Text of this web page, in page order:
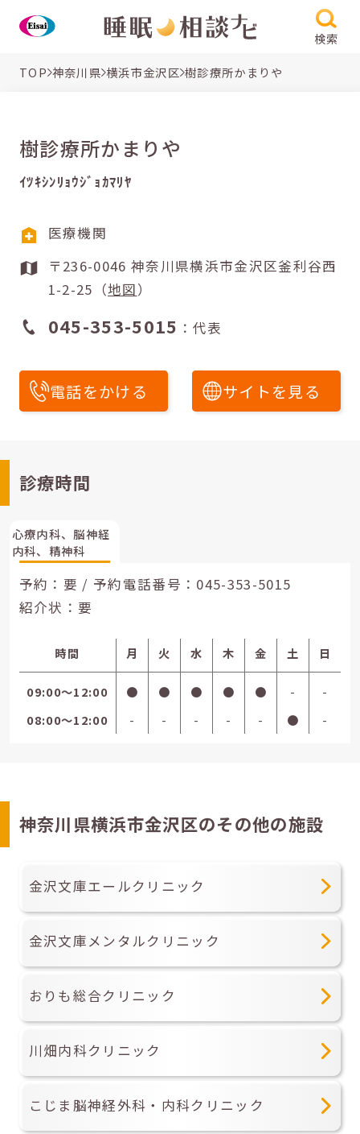
検索
TOP 神奈川県 横浜市金沢区 樹診療所かまりや
樹診療所かまりや
ｲﾂｷｼﾝﾘｮｳｼﾞｮｶﾏﾘﾔ
医療機関
〒236-0046 神奈川県横浜市金沢区釜利谷西
1-2-25（地図）
045-353-5015 ：代表
電話をかける サイトを見る
診療時間
心療内科、脳神経
内科、精神科
予約：要 / 予約電話番号： 045-353-5015
紹介状：要
時間 月 火 水 木 金 土 日
09:00〜12:00 ● ● ● ● ● -
-
08:00〜12:00
- - - - - ● -
神奈川県横浜市金沢区のその他の施設
金沢文庫エールクリニック
金沢文庫メンタルクリニック
おりも総合クリニック
川畑内科クリニック
こじま脳神経外科・内科クリニック